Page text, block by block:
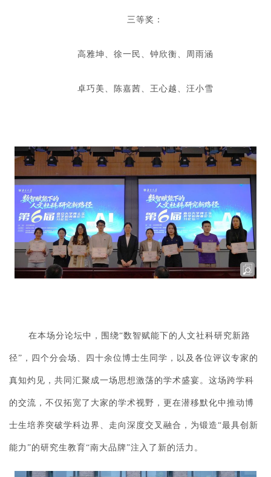
三等奖：
高雅坤、徐一民、钟欣衡、周雨涵
卓巧美、陈嘉茜、王心越、汪小雪
在本场分论坛中，围绕“数智赋能下的人文社科研究新路
径”，四个分会场、四十余位博士生同学，以及各位评议专家的
真知灼见，共同汇聚成一场思想激荡的学术盛宴。这场跨学科
的交流，不仅拓宽了大家的学术视野，更在潜移默化中推动博
士生培养突破学科边界、走向深度交叉融合，为锻造“最具创新
能力”的研究生教育“南大品牌”注入了新的活力。